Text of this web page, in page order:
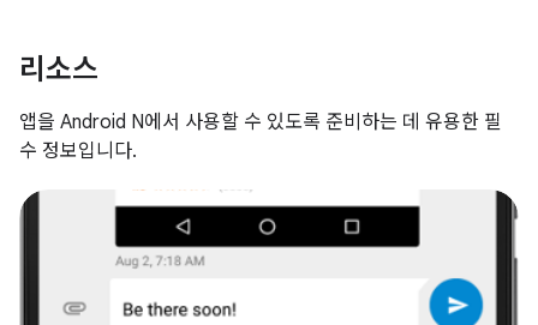
리소스
앱을 Android N에서 사용할 수 있도록 준비하는 데 유용한 필
수 정보입니다.